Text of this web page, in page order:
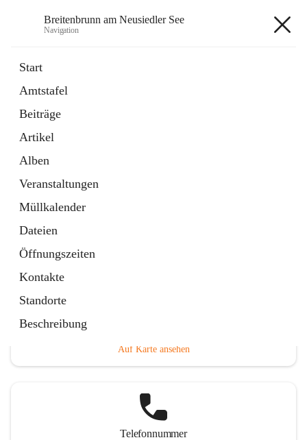
Breitenbrunn am Neusiedler See
Navigation
Start
Amtstafel
Beiträge
Artikel
Alben
Veranstaltungen
Müllkalender
Dateien
Öffnungszeiten
Kontakte
Standorte
Beschreibung
18 Schnellzugriffe
Gemeindeservice
Auf Karte ansehen
Telefonnummer